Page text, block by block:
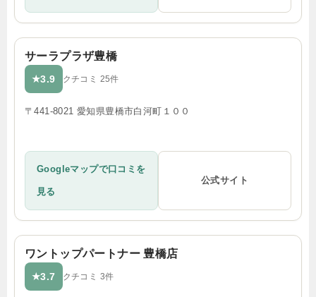
サーラプラザ豊橋
★3.9 クチコミ 25件
〒441-8021 愛知県豊橋市白河町１００
Googleマップで口コミを
見る
公式サイト
ワントップパートナー 豊橋店
★3.7 クチコミ 3件